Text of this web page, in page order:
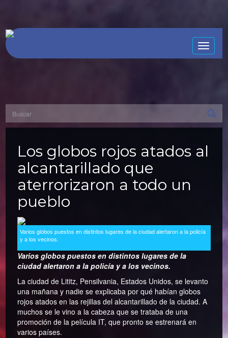
Toggle
Los globos rojos atados al
alcantarillado que
aterrorizaron a todo un
pueblo
Varios globos puestos en distintos lugares de la ciudad alertaron a la policía
y a los vecinos.
Varios globos puestos en distintos lugares de la
ciudad alertaron a la policía y a los vecinos.
La ciudad de Lititz, Pensilvania, Estados Unidos, se levanto
una mañana y nadie se explicaba por qué habían globos
rojos atados en las rejillas del alcantarillado de la ciudad. A
muchos se le vino a la cabeza que se trataba de una
promoción de la película IT, que pronto se estrenará en
varios países.